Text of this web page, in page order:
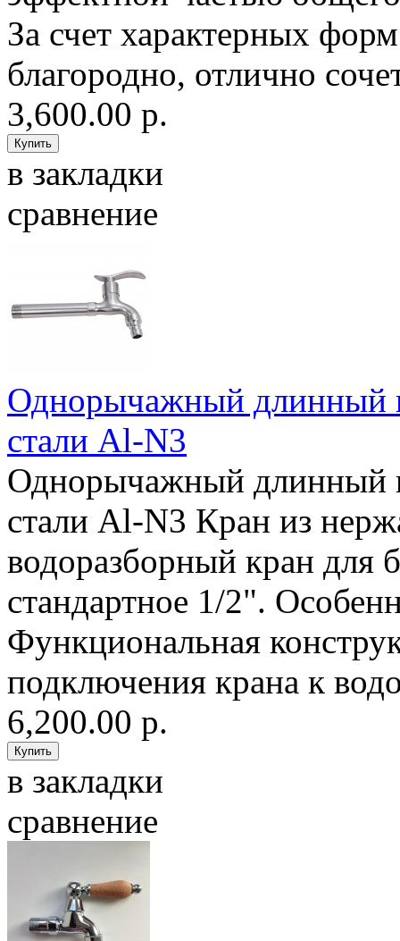
За счет характерных
благородно, отлично
3,600.00 р.
в закладки
сравнение
Однорычажный длинный
стали Al-N3
Однорычажный длинный
стали Al-N3 Кран из
водоразборный кран для
стандартное 1/2".
Функциональная
подключения крана к
6,200.00 р.
в закладки
сравнение